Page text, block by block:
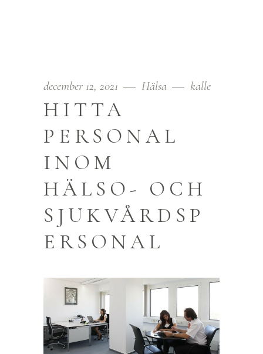
december 12, 2021 Hälsa kalle
HITTA
PERSONAL
INOM
HÄLSO- OCH
SJUKVÅRDSP
ERSONAL